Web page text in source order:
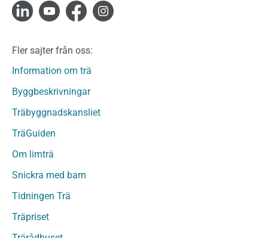
Konstruktionsvirke Fingerskarvat Obehandlat
Limträ
Fanerträ
Fanerträ Obehandlat
Träpanel och Utvändig beklädnad Behandlat
Träpanel och utvändig beklädnad Obehandlat
Trägolv
Sågat virke
Sågat virke Behandlat
Övriga träprodukter
Fler sajter från oss:
Information om trä
Byggbeskrivningar
Träbyggnadskansliet
TräGuiden
Om limträ
Snickra med barn
Tidningen Trä
Träpriset